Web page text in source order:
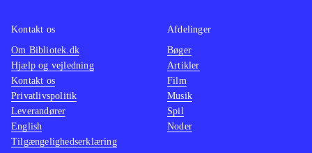
Kontakt os
Om Bibliotek.dk
Hjælp og vejledning
Kontakt os
Privatlivspolitik
Leverandører
English
Tilgængelighedserklæring
Afdelinger
Bøger
Artikler
Film
Musik
Spil
Noder